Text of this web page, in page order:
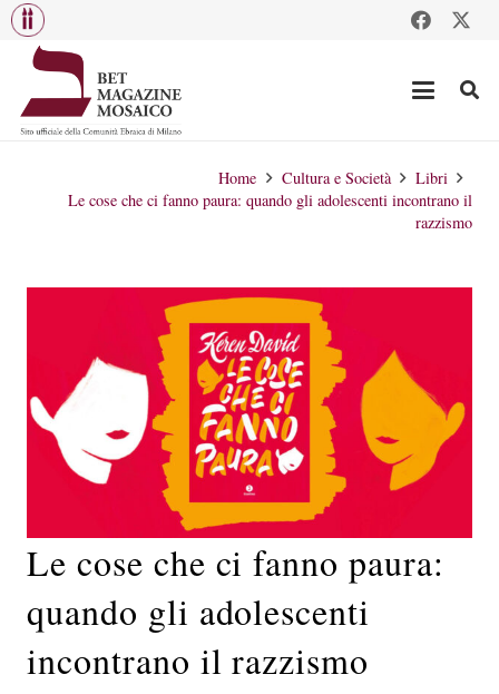
Home Cultura e Società
Libri
Le cose che ci fanno paura: quando gli adolescenti incontrano il
razzismo
Le cose che ci fanno paura:
quando gli adolescenti
incontrano il razzismo